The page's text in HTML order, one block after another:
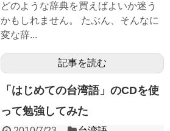
どのような辞典を買えばよいか迷う
かもしれません。 たぶん、そんなに
変な辞...
記事を読む
「はじめての台湾語」のCDを使
って勉強してみた